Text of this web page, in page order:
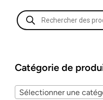
Catégorie de
Sélectionner une